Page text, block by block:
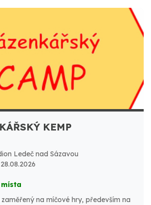
KEMP
Ledeč nad Sázavou
místa
na míčové hry, především na